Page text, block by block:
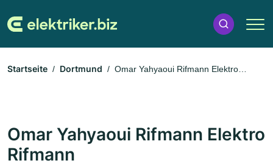
Startseite Dortmund
Omar Yahyaoui Rifmann Elektro
Omar Yahyaoui Rifmann Elektro
Rifmann